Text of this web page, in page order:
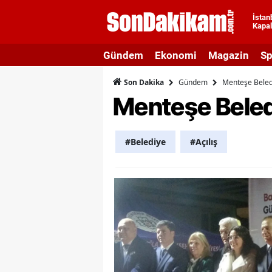
Gündem Ekonomi Magazin
Son Dakika Gündem Menteşe
Menteşe
#Belediye #Açılış